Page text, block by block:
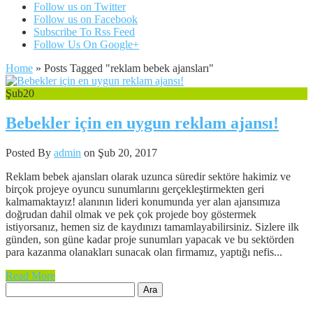
Follow us on Twitter
Follow us on Facebook
Subscribe To Rss Feed
Follow Us On Google+
Home » Posts Tagged "reklam bebek ajansları"
Şub20
Bebekler için en uygun reklam ajansı!
Posted By admin on Şub 20, 2017
Reklam bebek ajansları olarak uzunca süredir sektöre hakimiz ve
birçok projeye oyuncu sunumlarını gerçekleştirmekten geri
kalmamaktayız! alanının lideri konumunda yer alan ajansımıza
doğrudan dahil olmak ve pek çok projede boy göstermek
istiyorsanız, hemen siz de kaydınızı tamamlayabilirsiniz. Sizlere ilk
günden, son güne kadar proje sunumları yapacak ve bu sektörden
para kazanma olanakları sunacak olan firmamız, yaptığı nefis...
Read More